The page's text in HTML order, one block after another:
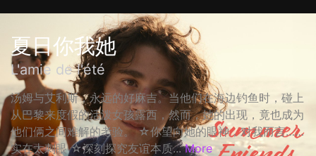
夏日你我她
L'amie de l'été
汤姆与艾利斯，永远的好麻吉。当他们在海边钓鱼时，碰上
从巴黎来度假的活泼女孩露西，然而，她的出现，竟也成为
他们俩之间难解的考验。 ☆你望向她的眼神，对我而言……
实在太刺眼 ☆深刻探究友谊本质... More